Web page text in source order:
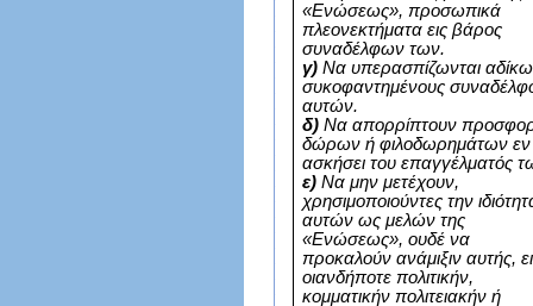
«Ενώσεως», προσωπικά
πλεονεκτήματα εις βάρος
συναδέλφων των.
γ) Να υπερασπίζωνται
συκοφαντημένους
αυτών.
δ) Να απορρίπτουν
δώρων ή φιλοδωρημάτων εν
ασκήσει του επαγγέλματός
ε) Να μην μετέχουν,
χρησιμοποιούντες την
αυτών ως μελών της
«Ενώσεως», ουδέ να
προκαλούν ανάμιξιν αυτής,
οιανδήποτε πολιτικήν,
κομματικήν πολιτειακήν ή